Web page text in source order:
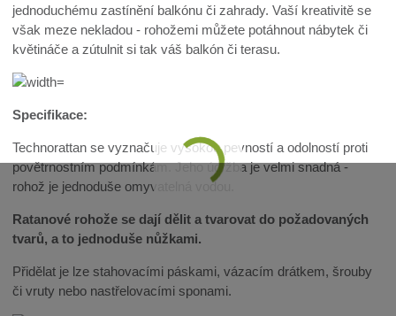
jednoduchému zastínění balkónu či zahrady. Vaší kreativitě se
však meze nekladou - rohožemi můžete potáhnout nábytek či
květináče a zútulnit si tak váš balkón či terasu.
Specifikace:
Technorattan se vyznačuje vysokou pevností a odolností proti
povětrnostním podmínkám. Jeho údržba je velmi snadná -
rohož je jednoduše omyvatelná vodou.
Ratanové rohože se dají dělit a tvarovat do požadovaných
tvarů, a to jednoduše nůžkami.
Přidělat je lze stahovacími páskami, vázacím drátkem, šrouby
či vruty nebo nastřelovacími sponami.